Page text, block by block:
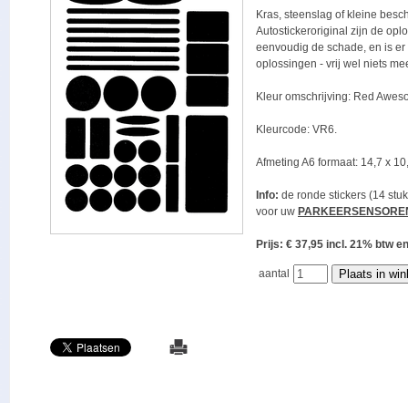
Kras, steenslag of kleine
Autostickeroriginal zijn de
eenvoudig de schade, en is
oplossingen - vrij wel niets
Kleur omschrijving: Red
Kleurcode: VR6.
Afmeting A6 formaat: 14,7 x
Info: de ronde stickers (14
voor uw
Prijs: € 37,95 incl. 21% btw
aantal